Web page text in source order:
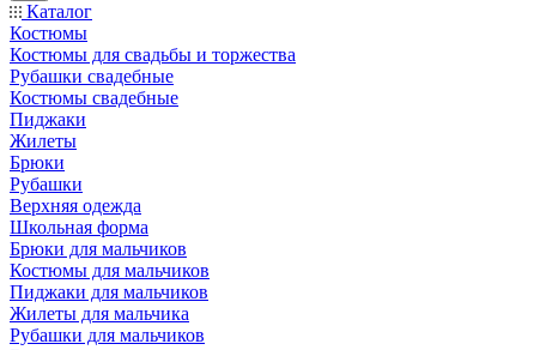
Каталог
Костюмы
Костюмы для свадьбы и торжества
Рубашки свадебные
Костюмы свадебные
Пиджаки
Жилеты
Брюки
Рубашки
Верхняя одежда
Школьная форма
Брюки для мальчиков
Костюмы для мальчиков
Пиджаки для мальчиков
Жилеты для мальчика
Рубашки для мальчиков